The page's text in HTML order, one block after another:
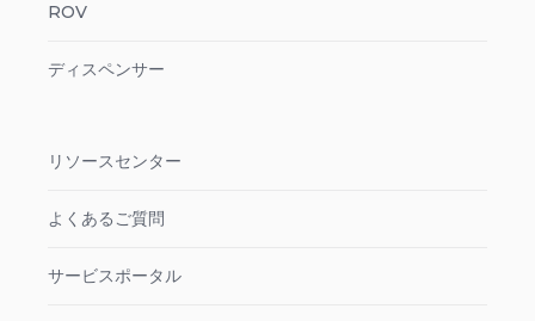
ROV
ディスペンサー
リソースセンター
よくあるご質問
サービスポータル